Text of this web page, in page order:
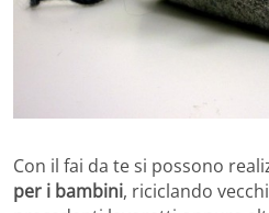
Con il fai da te si possono
per i bambini, riciclando